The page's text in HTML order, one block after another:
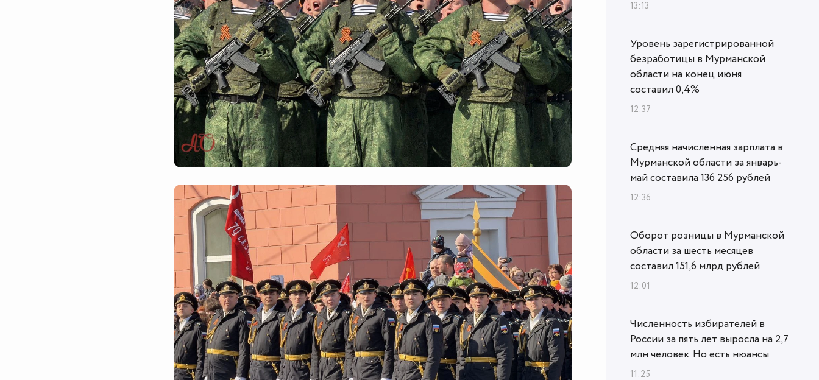
13:13
Уровень зарегистрированной
безработицы в Мурманской
области на конец июня
составил 0,4%
12:37
Средняя начисленная зарплата в
Мурманской области за январь-
май составила 136 256 рублей
12:36
Оборот розницы в Мурманской
области за шесть месяцев
составил 151,6 млрд рублей
12:01
Численность избирателей в
России за пять лет выросла на 2,7
млн человек. Но есть нюансы
11:25